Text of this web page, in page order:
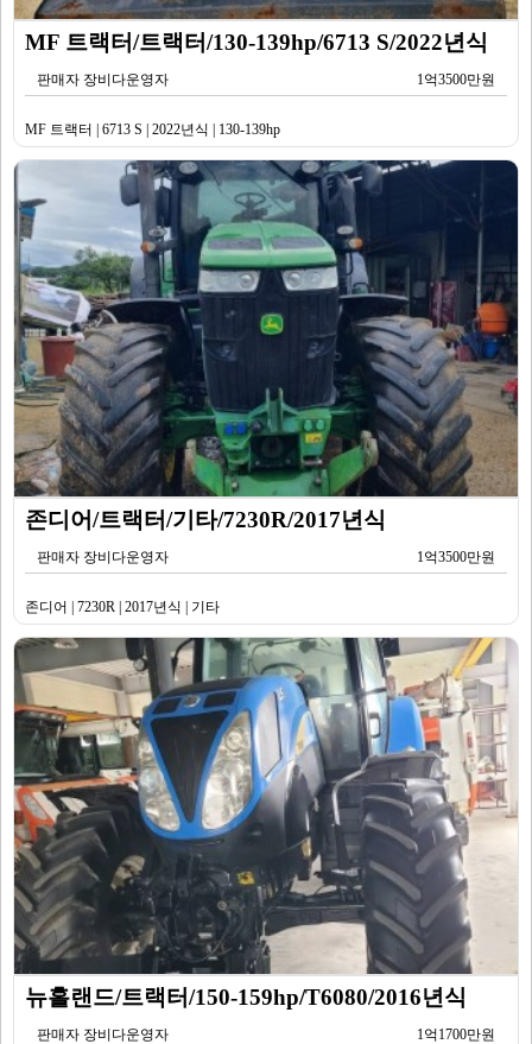
MF 트랙터/트랙터/130-139hp/6713 S/2022년식
판매자 장비다운영자 1억3500만원
MF 트랙터 | 6713 S | 2022년식 | 130-139hp
존디어/트랙터/기타/7230R/2017년식
판매자 장비다운영자 1억3500만원
존디어 | 7230R | 2017년식 | 기타
뉴홀랜드/트랙터/150-159hp/T6080/2016년식
판매자 장비다운영자 1억1700만원